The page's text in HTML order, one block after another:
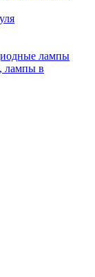
лампы
лампы в